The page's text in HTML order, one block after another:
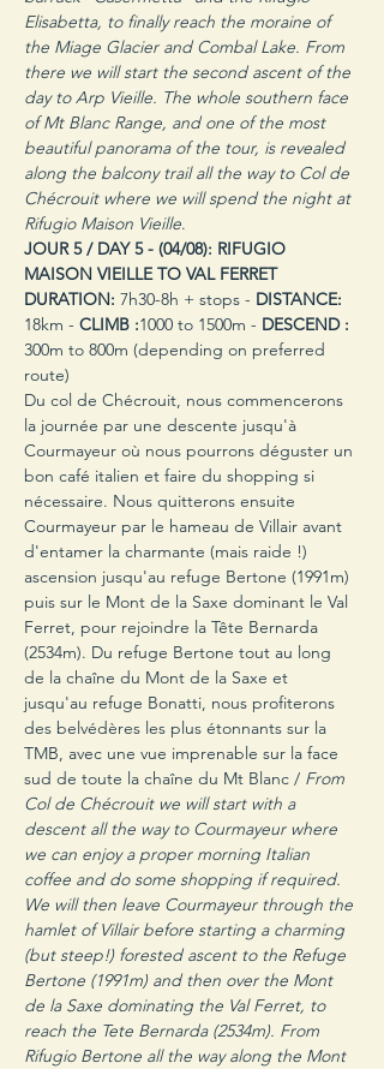
Elisabetta, to finally reach the moraine of
the Miage Glacier and Combal Lake. From
there we will start the second ascent of the
day to Arp Vieille. The whole southern face
of Mt Blanc Range, and one of the most
beautiful panorama of the tour, is revealed
along the balcony trail all the way to Col de
Chécrouit where we will spend the night at
Rifugio Maison Vieille.
JOUR 5 / DAY 5 - (04/08): RIFUGIO
MAISON VIEILLE TO VAL FERRET
DURATION: 7h30-8h + stops - DISTANCE:
18km - CLIMB :1000 to 1500m - DESCEND :
300m to 800m (depending on preferred
route)
Du col de Chécrouit, nous commencerons
la journée par une descente jusqu'à
Courmayeur où nous pourrons déguster un
bon café italien et faire du shopping si
nécessaire. Nous quitterons ensuite
Courmayeur par le hameau de Villair avant
d'entamer la charmante (mais raide !)
ascension jusqu'au refuge Bertone (1991m)
puis sur le Mont de la Saxe dominant le Val
Ferret, pour rejoindre la Tête Bernarda
(2534m). Du refuge Bertone tout au long
de la chaîne du Mont de la Saxe et
jusqu'au refuge Bonatti, nous profiterons
des belvédères les plus étonnants sur la
TMB, avec une vue imprenable sur la face
sud de toute la chaîne du Mt Blanc / From
Col de Chécrouit we will start with a
descent all the way to Courmayeur where
we can enjoy a proper morning Italian
coffee and do some shopping if required.
We will then leave Courmayeur through the
hamlet of Villair before starting a charming
(but steep!) forested ascent to the Refuge
Bertone (1991m) and then over the Mont
de la Saxe dominating the Val Ferret, to
reach the Tete Bernarda (2534m). From
Rifugio Bertone all the way along the Mont